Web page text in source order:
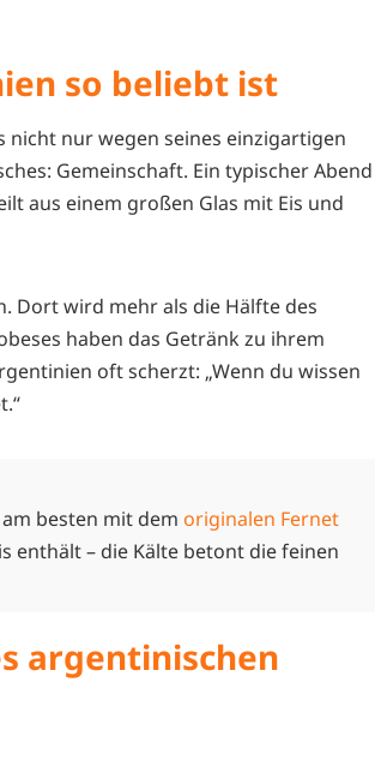
so beliebt ist
nicht nur wegen seines einzigartigen
Gemeinschaft. Ein typischer Abend
aus einem großen Glas mit Eis und
Dort wird mehr als die Hälfte des
haben das Getränk zu ihrem
oft scherzt: „Wenn du wissen
besten mit dem originalen Fernet
enthält – die Kälte betont die feinen
argentinischen